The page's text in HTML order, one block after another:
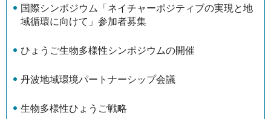
国際シンポジウム「ネイチャーポジティブの実現と地
域循環に向けて」参加者募集
ひょうご生物多様性シンポジウムの開催
丹波地域環境パートナーシップ会議
生物多様性ひょうご戦略